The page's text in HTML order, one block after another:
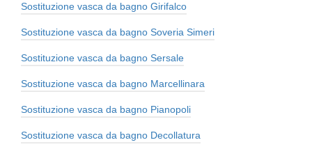
Sostituzione vasca da bagno Girifalco
Sostituzione vasca da bagno Soveria Simeri
Sostituzione vasca da bagno Sersale
Sostituzione vasca da bagno Marcellinara
Sostituzione vasca da bagno Pianopoli
Sostituzione vasca da bagno Decollatura